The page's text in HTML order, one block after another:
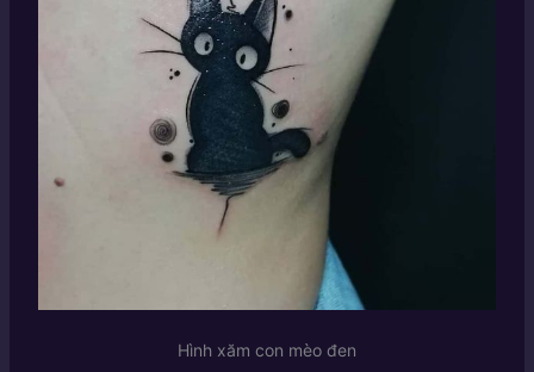
Hình xăm con mèo đen